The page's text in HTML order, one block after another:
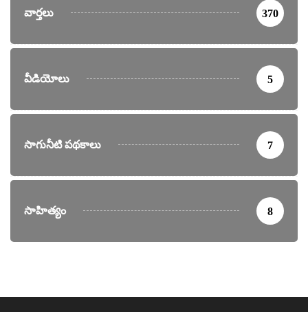
వార్తలు 370
వీడియోలు 5
సాగునీటి పథకాలు 7
సాహిత్యం 8